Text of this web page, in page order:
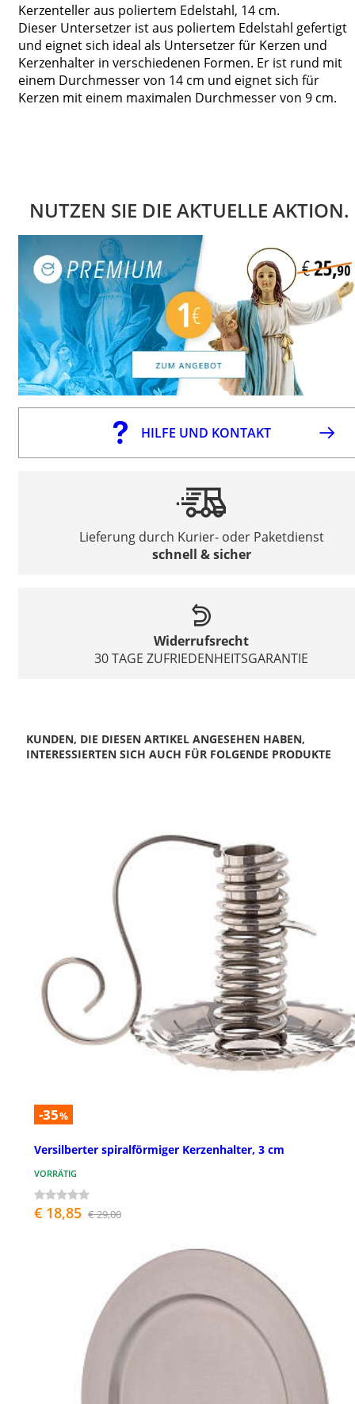
Kerzenteller aus poliertem Edelstahl, 14 cm.
Dieser Untersetzer ist aus poliertem Edelstahl gefertigt
und eignet sich ideal als Untersetzer für Kerzen und
Kerzenhalter in verschiedenen Formen. Er ist rund mit
einem Durchmesser von 14 cm und eignet sich für
Kerzen mit einem maximalen Durchmesser von 9 cm.
NUTZEN SIE DIE AKTUELLE AKTION.
HILFE UND KONTAKT
Lieferung durch Kurier- oder Paketdienst
schnell & sicher
Widerrufsrecht
30 TAGE ZUFRIEDENHEITSGARANTIE
KUNDEN, DIE DIESEN ARTIKEL ANGESEHEN HABEN,
INTERESSIERTEN SICH AUCH FÜR FOLGENDE PRODUKTE
-35%
Versilberter spiralförmiger Kerzenhalter, 3 cm
VORRÄTIG
€ 18,85 € 29,00